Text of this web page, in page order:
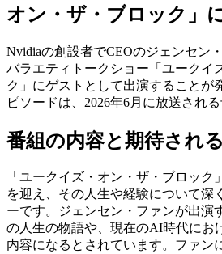
オン・ザ・ブロック」
Nvidiaの創設者でCEOのジェンセン
バラエティトークショー「ユークイ
ク」にゲストとして出演することが
ピソードは、2026年6月に放送される
番組の内容と期待され
「ユークイズ・オン・ザ・ブロック
を迎え、その人生や経験について深
ーです。ジェンセン・ファンが出演
の人生の物語や、現在のAI時代にお
内容になるとされています。ファン